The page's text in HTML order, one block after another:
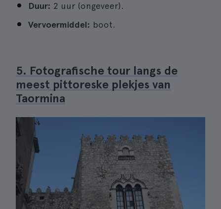
Duur: 2 uur (ongeveer).
Vervoermiddel: boot.
5. Fotografische tour langs de
meest pittoreske plekjes van
Taormina